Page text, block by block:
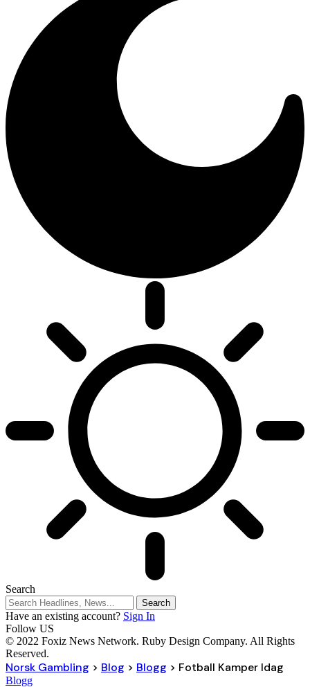
Search
Have an existing account? Sign In
Follow US
© 2022 Foxiz News Network. Ruby Design Company. All Rights
Reserved.
Norsk Gambling > Blog > Blogg > Fotball Kamper Idag
Blogg